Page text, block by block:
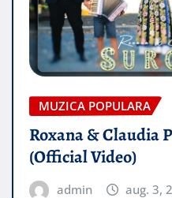
MUZICA POPULARA
Roxana & Claudia
(Official Video)
admin aug. 3,